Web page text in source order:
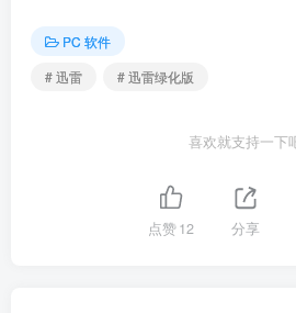
PC 软件
# 迅雷
# 迅雷绿化版
喜欢就支持一下
点赞12 分享